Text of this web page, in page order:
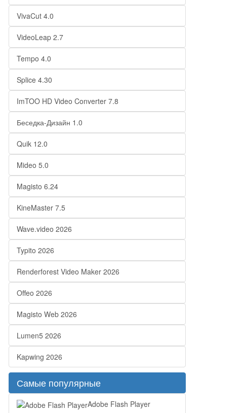
VivaCut 4.0
VideoLeap 2.7
Tempo 4.0
Splice 4.30
ImTOO HD Video Converter 7.8
Беседка-Дизайн 1.0
Quik 12.0
Mideo 5.0
Magisto 6.24
KineMaster 7.5
Wave.video 2026
Typito 2026
Renderforest Video Maker 2026
Offeo 2026
Magisto Web 2026
Lumen5 2026
Kapwing 2026
Самые популярные
Adobe Flash Player